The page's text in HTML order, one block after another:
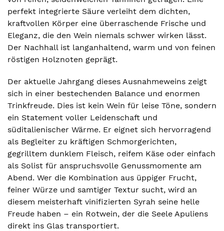
perfekt integrierte Säure verleiht dem dichten,
kraftvollen Körper eine überraschende Frische und
Eleganz, die den Wein niemals schwer wirken lässt.
Der Nachhall ist langanhaltend, warm und von feinen
röstigen Holznoten geprägt.
Der aktuelle Jahrgang dieses Ausnahmeweins zeigt
sich in einer bestechenden Balance und enormen
Trinkfreude. Dies ist kein Wein für leise Töne, sondern
ein Statement voller Leidenschaft und
süditalienischer Wärme. Er eignet sich hervorragend
als Begleiter zu kräftigen Schmorgerichten,
gegrilltem dunklem Fleisch, reifem Käse oder einfach
als Solist für anspruchsvolle Genussmomente am
Abend. Wer die Kombination aus üppiger Frucht,
feiner Würze und samtiger Textur sucht, wird an
diesem meisterhaft vinifizierten Syrah seine helle
Freude haben – ein Rotwein, der die Seele Apuliens
direkt ins Glas transportiert.